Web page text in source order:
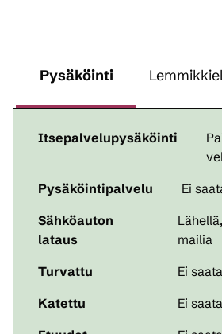
Pysäköinti
Itsepalvelupysäköinti
Pysäköintipalvelu
Ei
Sähköauton
lataus
mailia
Turvattu
Ei
Katettu
Ei